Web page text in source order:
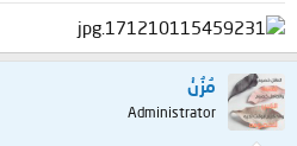
مُزُنْ
Administrator